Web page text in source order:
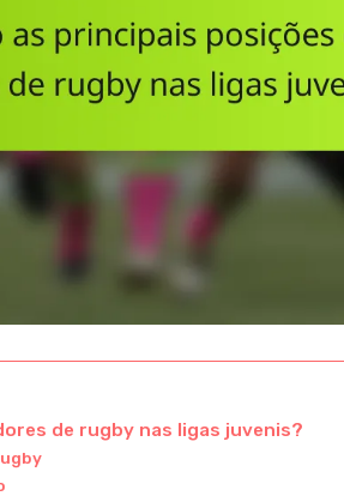
de rugby nas ligas juvenis?